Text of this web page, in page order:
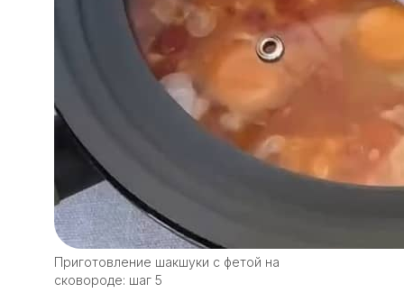
Приготовление шакшуки с фетой на
сковороде: шаг 5